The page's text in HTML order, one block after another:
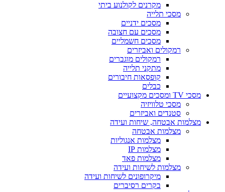
מקרנים לקולנוע ביתי
מסכי תלייה
מסכים ידניים
מסכים עם חצובה
מסכים חשמליים
רמקולים ואביזרים
רמקולים מוגברים
מתקני תלייה
קופסאות חיבורים
כבלים
מסכי TV ומסכים מקצועיים
מסכי טלוויזיה
סטנדים ואביזרים
מצלמות אבטחה, שיחות ועידה
מצלמות אבטחה
מצלמות אנגוליות
מצלמות IP
מצלמות פאד
מצלמות לשיחות ועידה
מיקרופונים לשיחות ועידה
בקרים רסיברים